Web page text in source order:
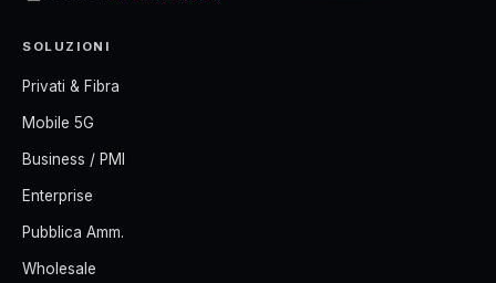
SOLUZIONI
Privati & Fibra
Mobile 5G
Business / PMI
Enterprise
Pubblica Amm.
Wholesale